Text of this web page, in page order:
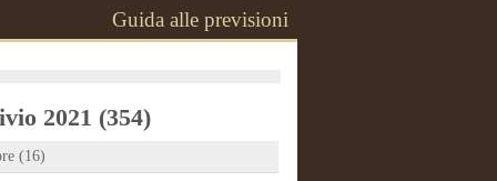
Guida alle previsioni
2021 (354)
(16)